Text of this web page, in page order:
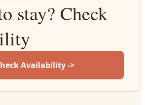
stay? Check
Availability ->